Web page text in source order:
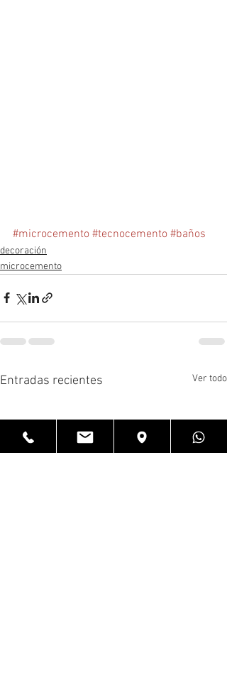
#microcemento #tecnocemento #baños
decoración
microcemento
Entradas recientes Ver todo